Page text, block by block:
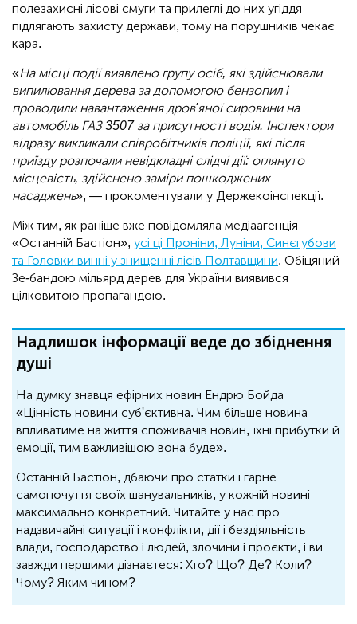
полезахисні лісові смуги та прилеглі до них угіддя
підлягають захисту держави, тому на порушників чекає
кара.
«На місці події виявлено групу осіб, які здійснювали
випилювання дерева за допомогою бензопил і
проводили навантаження дров'яної сировини на
автомобіль ГАЗ 3507 за присутності водія. Інспектори
відразу викликали співробітників поліції, які після
приїзду розпочали невідкладні слідчі дії: оглянуто
місцевість, здійснено заміри пошкоджених
насаджень», — прокоментували у Держекоінспекції.
Між тим, як раніше вже повідомляла медіаагенція
«Останній Бастіон», усі ці Проніни, Луніни, Синєгубови
та Головки винні у знищенні лісів Полтавщини. Обіцяний
Зе-бандою мільярд дерев для України виявився
цілковитою пропагандою.
Надлишок інформації веде до збіднення
душі
На думку знавця ефірних новин Ендрю Бойда
«Цінність новини суб'єктивна. Чим більше новина
впливатиме на життя споживачів новин, їхні прибутки й
емоції, тим важливішою вона буде».
Останній Бастіон, дбаючи про статки і гарне
самопочуття своїх шанувальників, у кожній новині
максимально конкретний. Читайте у нас про
надзвичайні ситуації і конфлікти, дії і бездіяльність
влади, господарство і людей, злочини і проєкти, і ви
завжди першими дізнаєтеся: Хто? Що? Де? Коли?
Чому? Яким чином?